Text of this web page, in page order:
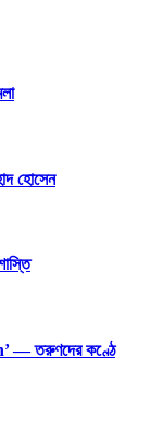
হোসেন
— তরুণদের কণ্ঠে